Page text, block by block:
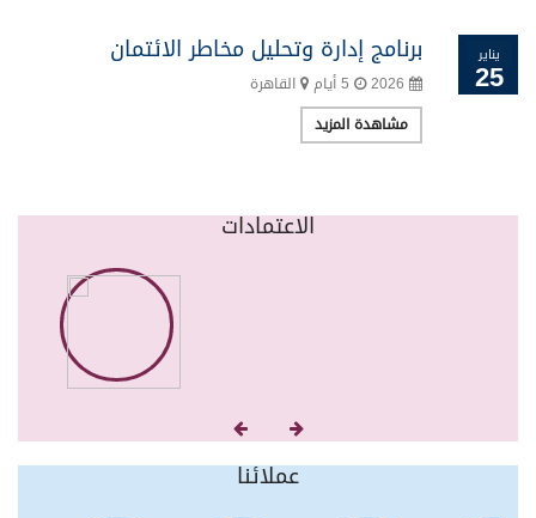
يناير
25
برنامج إدارة وتحليل مخاطر الائتمان
القاهرة
مشاهدة المزيد
الاعتمادات
عملائنا